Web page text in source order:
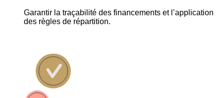
Garantir la traçabilité des financements et l’application
des règles de répartition.